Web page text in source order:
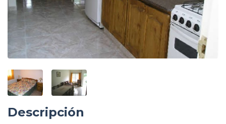
Descripción